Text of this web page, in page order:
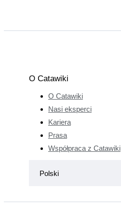
O Catawiki
O Catawiki
Nasi eksperci
Kariera
Prasa
Współpraca z Catawiki